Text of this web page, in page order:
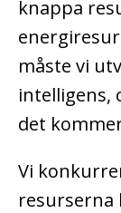
knappa
måste vi
intelligens,
det
Vi
resurserna